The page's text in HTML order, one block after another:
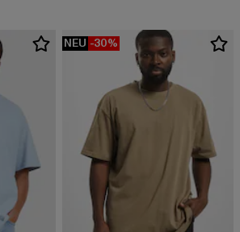
NEU -30%